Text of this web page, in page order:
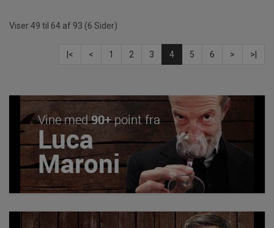
Viser 49 til 64 af 93 (6 Sider)
|< < 1 2 3 4 5 6 > >|